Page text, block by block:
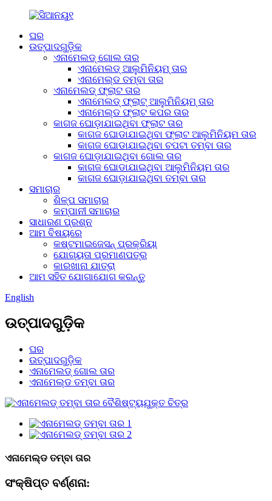
ଘର
ଉତ୍ପାଦଗୁଡ଼ିକ
ଏନାମେଲଡ୍ ଗୋଲ ତାର
ଏନାମେଲଡ୍ ଆଲୁମିନିୟମ୍ ତାର
ଏନାମେଲ୍ଡ ତମ୍ବା ତାର
ଏନାମେଲଡ୍ ଫ୍ଲାଟ ତାର
ଏନାମେଲଡ୍ ଫ୍ଲାଟ୍ ଆଲୁମିନିୟମ୍ ତାର
ଏନାମେଲ୍ଡ ଫ୍ଲାଟ କପର ତାର
କାଗଜ ଘୋଡ଼ାଯାଇଥିବା ଫ୍ଲାଟ ତାର
କାଗଜ ଘୋଡାଯାଇଥିବା ଫ୍ଲାଟ ଆଲୁମିନିୟମ ତାର
କାଗଜ ଘୋଡାଯାଇଥିବା ଚପଟା ତମ୍ବା ତାର
କାଗଜ ଘୋଡ଼ାଯାଇଥିବା ଗୋଲ ତାର
କାଗଜ ଘୋଡାଯାଇଥିବା ଆଲୁମିନିୟମ ତାର
କାଗଜ ଘୋଡ଼ାଯାଇଥିବା ତମ୍ବା ତାର
ସମାଚାର
ଶିଳ୍ପ ସମାଚାର
କମ୍ପାନୀ ସମାଚାର
ସାଧାରଣ ପ୍ରଶ୍ନ
ଆମ ବିଷୟରେ
କଷ୍ଟମାଇଜେସନ୍ ପ୍ରକ୍ରିୟା
ଯୋଗ୍ୟତା ପ୍ରମାଣପତ୍ର
କାରଖାନା ଯାତ୍ରା
ଆମ ସହିତ ଯୋଗାଯୋଗ କରନ୍ତୁ
English
ଉତ୍ପାଦଗୁଡ଼ିକ
ଘର
ଉତ୍ପାଦଗୁଡ଼ିକ
ଏନାମେଲଡ୍ ଗୋଲ ତାର
ଏନାମେଲ୍ଡ ତମ୍ବା ତାର
ଏନାମେଲ୍ଡ ତମ୍ବା ତାର
ସଂକ୍ଷିପ୍ତ ବର୍ଣ୍ଣନା: